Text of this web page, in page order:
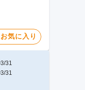
お気に入り
31
31